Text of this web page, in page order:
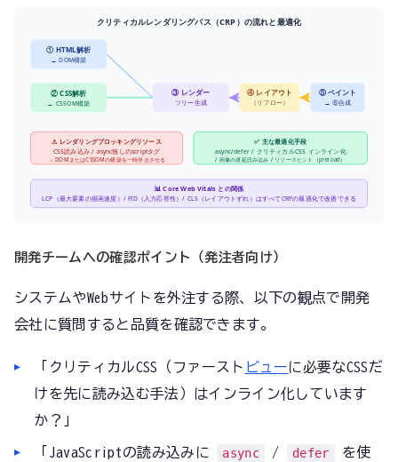
クリティカルレンダリングパス（CRP）の流れと最適化
① HTML解析
→ DOM構築
② CSS解析
→ CSSOM構築
③ レンダー
ツリー生成
④ レイアウト
（リフロー）
⑤ ペイント
→ ⑥合成
⚠ レンダリングブロッキングリソース
CSS読み込み / async無しのscriptタグ
→ DOMまたはCSSOMの構築を一時停止させる
✅ 主な最適化手段
async/defer / クリティカルCSS インライン化
/ 画像の遅延読み込み / リソースヒント（preload）
📊 Core Web Vitals との関係
LCP（最大要素の描画速度）/ FID（入力応答性）/ CLS（レイアウトずれ）はすべてCRPの最適化で改善できる
開発チームへの確認ポイント（発注者向け）
システムやWebサイトを外注する際、以下の観点で開発
会社に質問すると品質を確認できます。
「クリティカルCSS（ファースト ビューに必要なCSSだ
けを先に読み込む手法）はインライン化しています
か？」
「JavaScriptの読み込みに async / defer
を使